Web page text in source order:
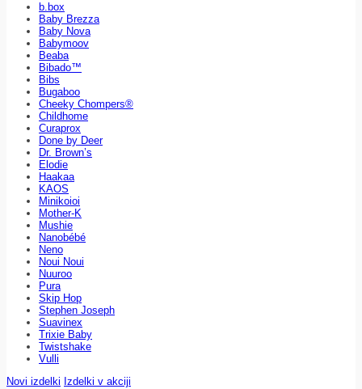
b.box
Baby Brezza
Baby Nova
Babymoov
Beaba
Bibado™
Bibs
Bugaboo
Cheeky Chompers®
Childhome
Curaprox
Done by Deer
Dr. Brown’s
Elodie
Haakaa
KAOS
Minikoioi
Mother-K
Mushie
Nanobébé
Neno
Noui Noui
Nuuroo
Pura
Skip Hop
Stephen Joseph
Suavinex
Trixie Baby
Twistshake
Vulli
Novi izdelki Izdelki v akciji